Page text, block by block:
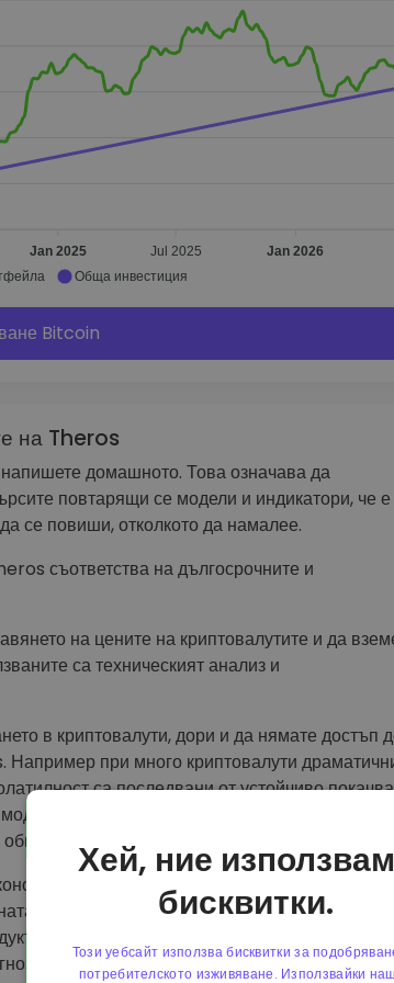
Jan 2025 Jul 2025 Jan 2026
Обща инвестиция
Bitcoin
на Theros
домашното. Това означава да
повтарящи се модели и индикатори, че е
се повиши, отколкото да намалее.
съответства на дългосрочните и
на цените на криптовалутите и да
са техническият анализ и
в криптовалути, дори и да нямате достъп
при много криптовалути
са последвани от устойчиво
ще се запази и в бъдеще, но ако е бил
финансовите, политическите и
Трябва да съберете информация за
данните за производството и равнището на
за цените на акциите.
Хей, ние
бисквитки.
Този уебсайт използва бисквитки за
потребителското изживяване. Използвайки